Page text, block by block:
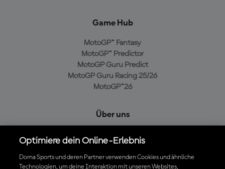
Game Hub
MotoGP™ Fantasy
MotoGP™ Predictor
MotoGP Guru Predict
MotoGP Guru Racing 25/26
MotoGP™26
Über uns
Cookie-Richtlinien
Geschäftsbedingungen
Optimiere dein Online-Erlebnis
Dorna Sports und deren Partner verwenden Cookies und ähnliche
Technologien, um deine Interaktion mit unseren Websites,